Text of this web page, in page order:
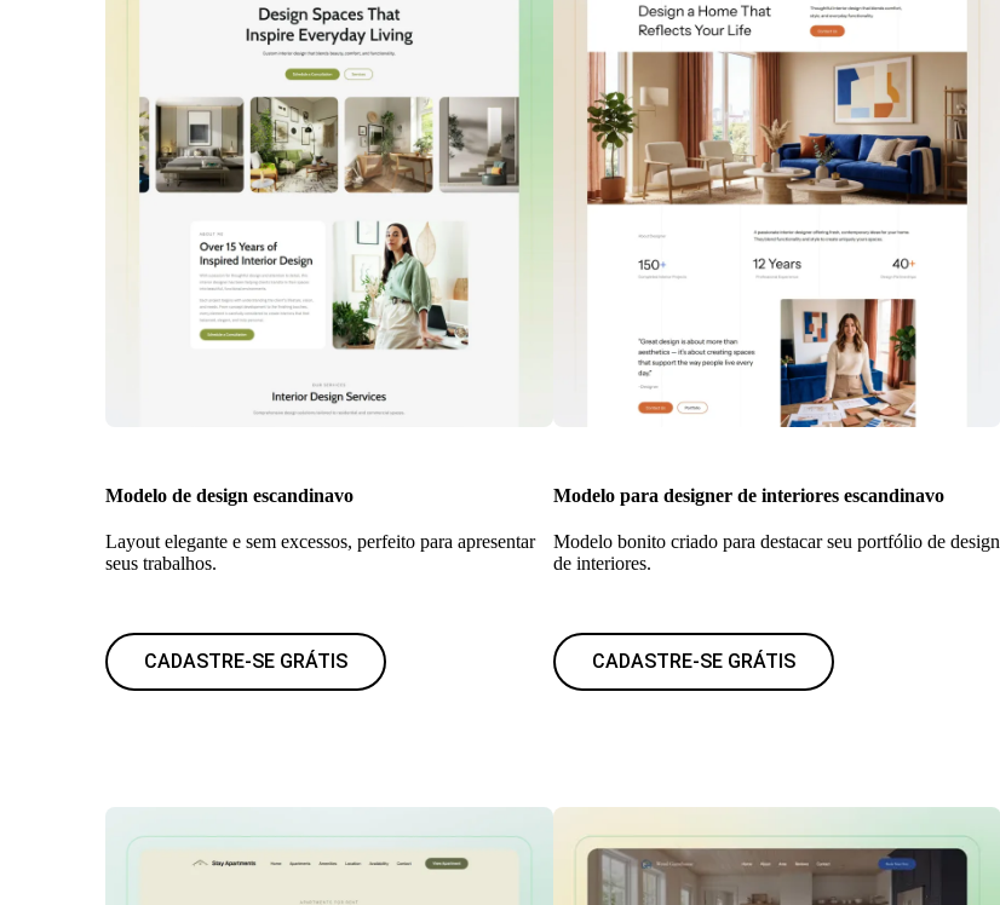
Modelo de design escandinavo
Layout elegante e sem excessos, perfeito para apresentar
seus trabalhos.
CADASTRE-SE GRÁTIS
Modelo para designer de interiores escandinavo
Modelo bonito criado para destacar seu portfólio de design
de interiores.
CADASTRE-SE GRÁTIS